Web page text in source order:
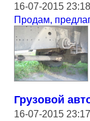
16-07-2015 23:18
Продам,
Грузовой
16-07-2015 23:17